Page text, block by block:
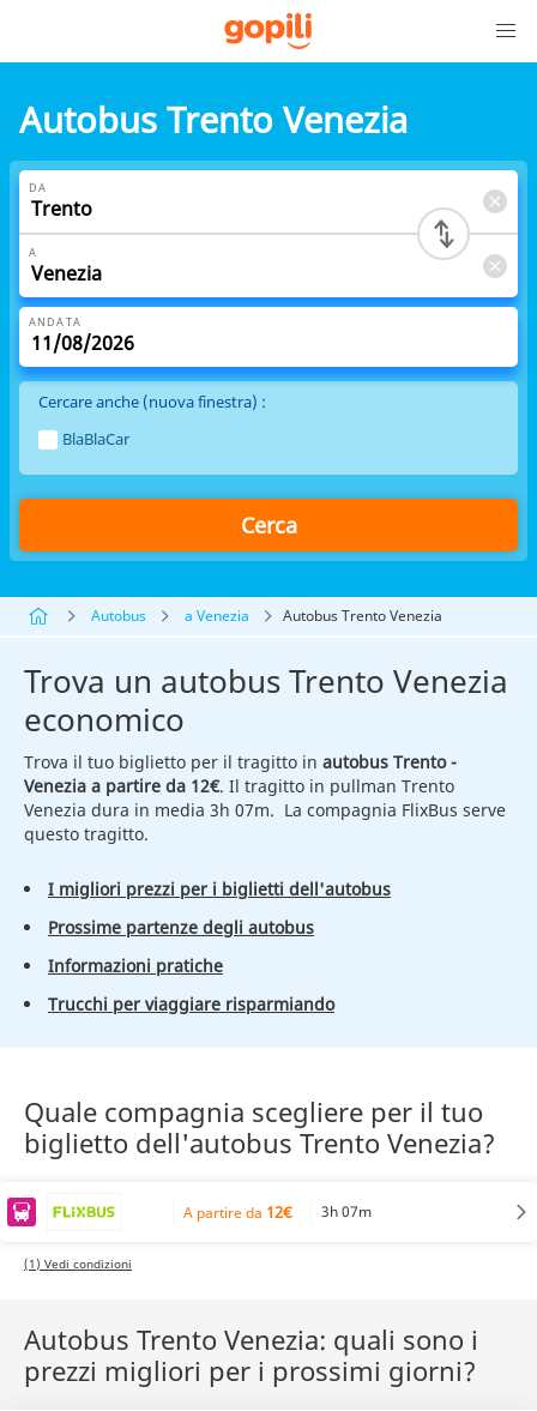
Autobus Trento Venezia
DA
A
ANDATA
Cercare anche (nuova finestra) :
BlaBlaCar
Cerca
Autobus a Venezia Autobus Trento Venezia
Trova un autobus Trento Venezia
economico
Trova il tuo biglietto per il tragitto in autobus Trento -
Venezia a partire da 12€. Il tragitto in pullman Trento
Venezia dura in media 3h 07m. La compagnia FlixBus serve
questo tragitto.
I migliori prezzi per i biglietti dell'autobus
Prossime partenze degli autobus
Informazioni pratiche
Trucchi per viaggiare risparmiando
Quale compagnia scegliere per il tuo
biglietto dell'autobus Trento Venezia?
A partire da 12€ 3h 07m
(1) Vedi condizioni
Autobus Trento Venezia: quali sono i
prezzi migliori per i prossimi giorni?